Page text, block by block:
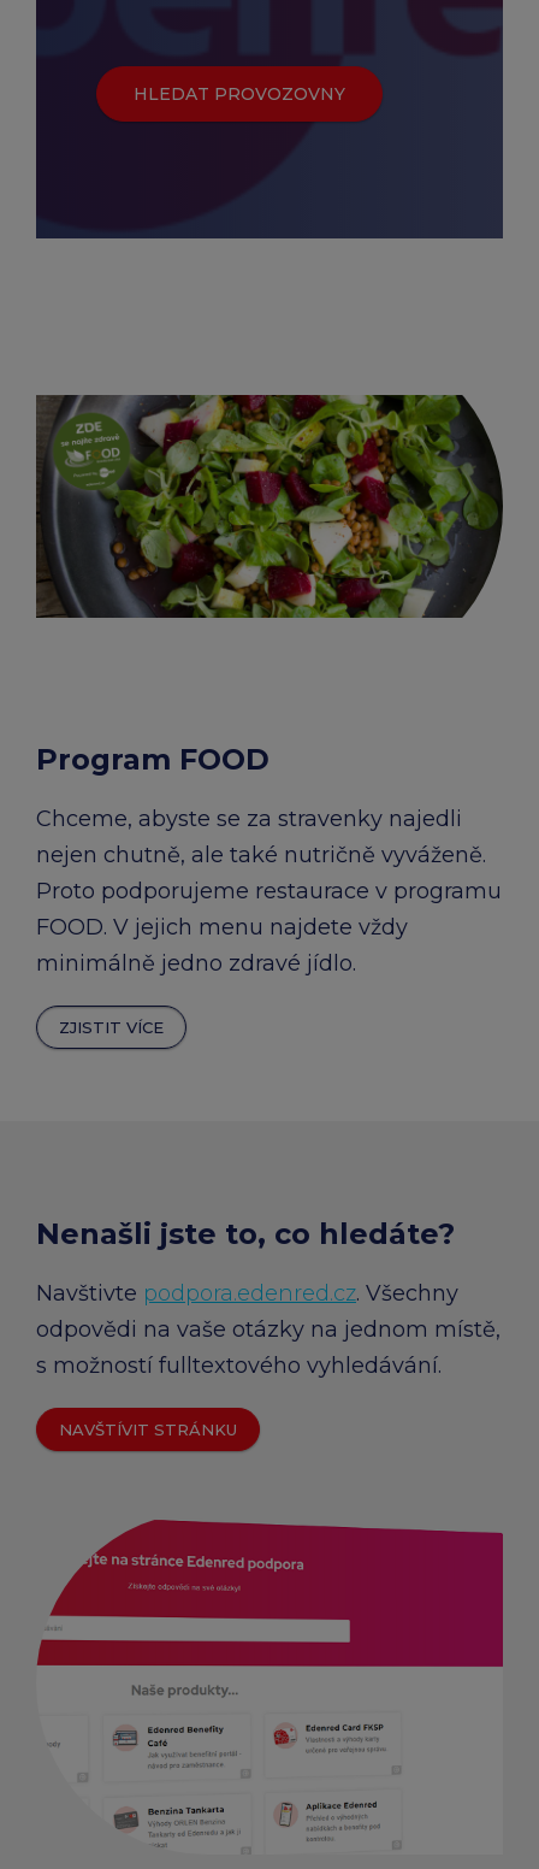
HLEDAT PROVOZOVNY
Program FOOD
Chceme, abyste se za stravenky najedli
nejen chutně, ale také nutričně vyváženě.
Proto podporujeme restaurace v programu
FOOD. V jejich menu najdete vždy
minimálně jedno zdravé jídlo.
ZJISTIT VÍCE
Nenašli jste to, co hledáte?
Navštivte podpora.edenred.cz. Všechny
odpovědi na vaše otázky na jednom místě,
s možností fulltextového vyhledávání.
NAVŠTÍVIT STRÁNKU